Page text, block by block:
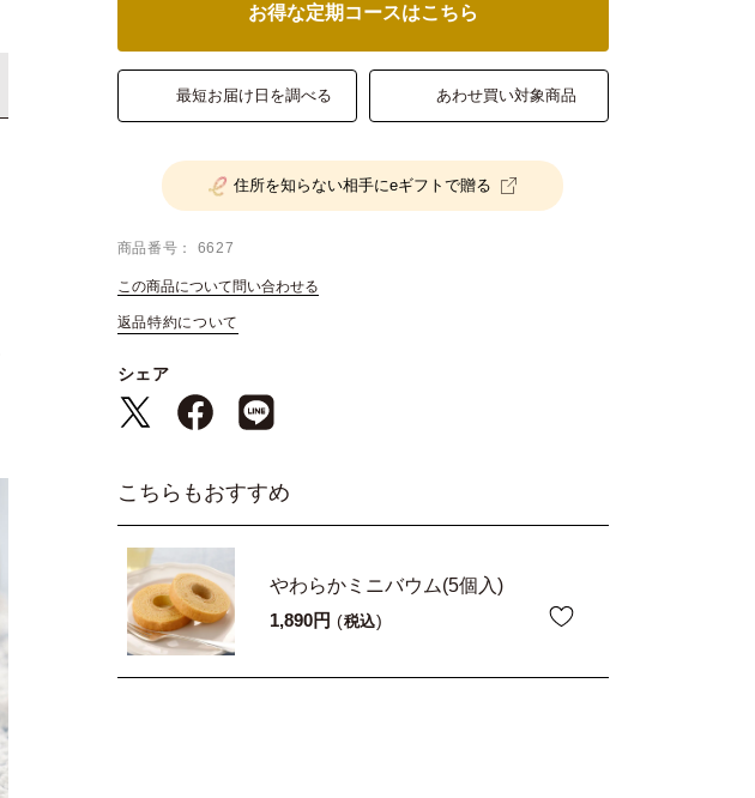
お得な定期コースはこちら
最短お届け日を調べる あわせ買い対象商品
住所を知らない相手にeギフトで贈る
商品番号 6627
この商品について問い合わせる
返品特約について
シェア
こちらもおすすめ
やわらかミニバウム(5個入)
1,890
税込